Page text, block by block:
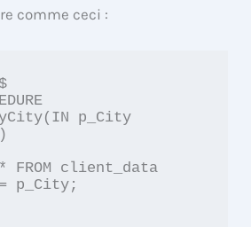
comme ceci :
p_City
= p_City;